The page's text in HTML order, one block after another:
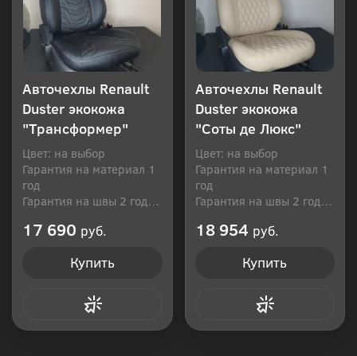
Авточехлы Renault
Duster экокожа
"Трансформер"
Цвет: на выбор
Гарантия на материал 1
год
Гарантия на швы 2 года
17 690 руб.
Купить
Авточехлы Renault
Duster экокожа
"Соты де Люкс"
Цвет: на выбор
Гарантия на материал 1
год
Гарантия на швы 2 года
18 954 руб.
Купить